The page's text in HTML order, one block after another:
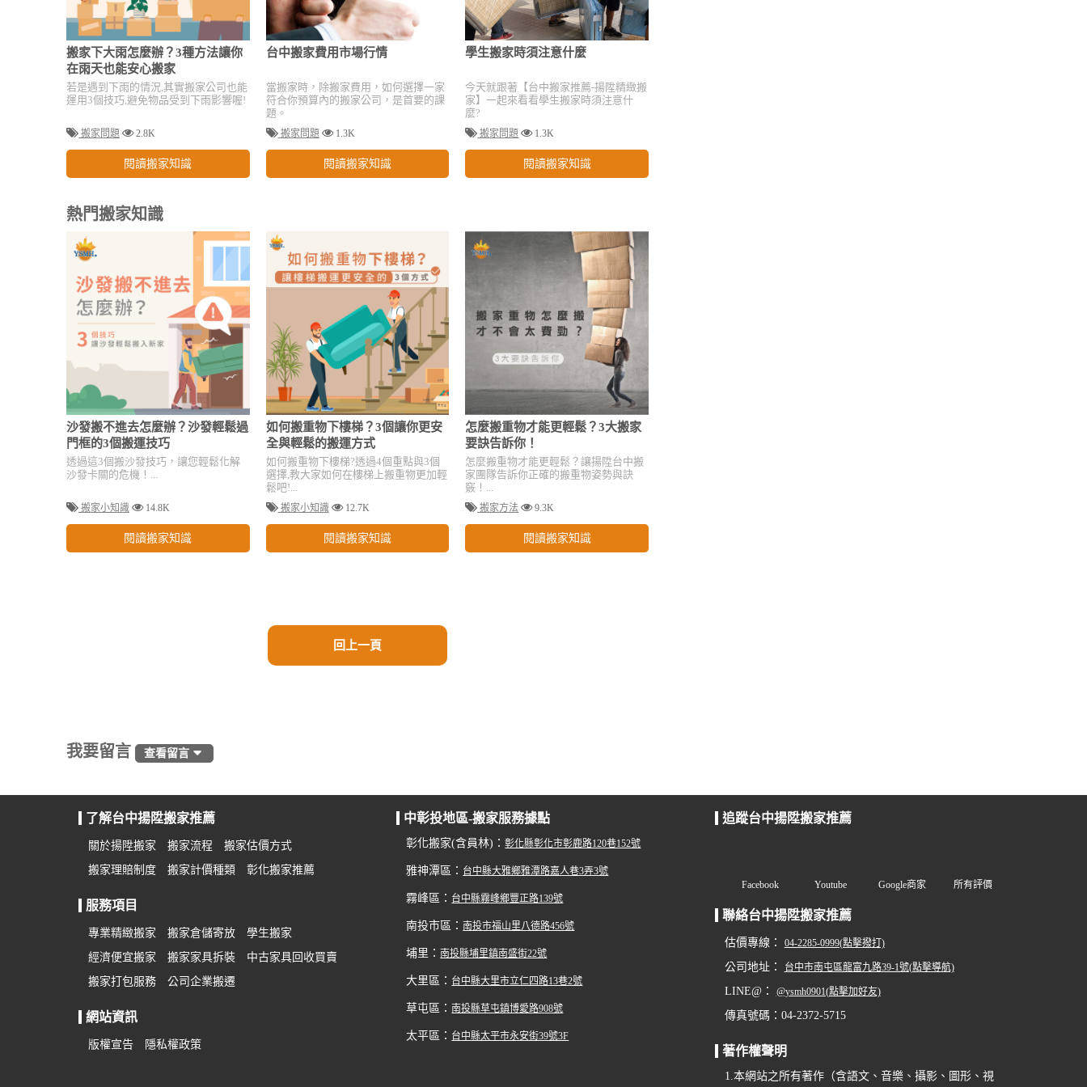
搬家下大雨怎麼辦？3種方法讓你
在雨天也能安心搬家
若是遇到下雨的情況,其實搬家公司也能
運用3個技巧,避免物品受到下雨影響喔!
搬家問題 2.8K
閱讀搬家知識
台中搬家費用市場行情
當搬家時，除搬家費用，如何選擇一家
符合你預算內的搬家公司，是首要的課
題。
搬家問題 1.3K
閱讀搬家知識
學生搬家時須注意什麼
今天就跟著【台中搬家推薦-揚陞精緻搬
家】一起來看看學生搬家時須注意什
麼?
搬家問題 1.3K
閱讀搬家知識
熱門搬家知識
沙發搬不進去怎麼辦？沙發輕鬆過
門框的3個搬運技巧
透過這3個搬沙發技巧，讓您輕鬆化解
沙發卡關的危機！...
搬家小知識 14.8K
閱讀搬家知識
如何搬重物下樓梯？3個讓你更安
全與輕鬆的搬運方式
如何搬重物下樓梯?透過4個重點與3個
選擇,教大家如何在樓梯上搬重物更加輕
鬆吧!...
搬家小知識 12.7K
閱讀搬家知識
怎麼搬重物才能更輕鬆？3大搬家
要訣告訴你！
怎麼搬重物才能更輕鬆？讓揚陞台中搬
家團隊告訴你正確的搬重物姿勢與訣
竅！...
搬家方法 9.3K
閱讀搬家知識
回上一頁
我要留言 查看留言
了解台中揚陞搬家推薦
關於揚陞搬家 搬家流程
搬家估價方式
搬家理賠制度
搬家計價種類 彰化搬家推薦
服務項目
專業精緻搬家 搬家倉儲寄放
學生搬家
經濟便宜搬家
搬家家具拆裝
中古家具回收買賣
搬家打包服務
公司企業搬遷
網站資訊
版權宣告 隱私權政策
中彰投地區-搬家服務據點
彰化搬家(含員林)：彰化縣彰化市彰鹿路120巷152號
雅神潭區： 台中縣大雅鄉雅潭路嘉人巷3弄3號
霧峰區： 台中縣霧峰鄉豐正路139號
南投市區：南投市福山里八德路456號
埔里：南投縣埔里鎮南盛街22號
大里區： 台中縣大里市立仁四路13巷2號
草屯區：南投縣草屯鎮博愛路908號
太平區： 台中縣太平市永安街39號3F
追蹤台中揚陞搬家推薦
Facebook Youtube Google商家 所有評價
聯絡台中揚陞搬家推薦
估價專線： 04-2285-0999(點擊撥打)
公司地址： 台中市南屯區龍富九路39-1號(點擊導航)
LINE@： @ysmh0901(點擊加好友)
傳真號碼：04-2372-5715
著作權聲明
1.本網站之所有著作（含語文、音樂、攝影、圖形、視